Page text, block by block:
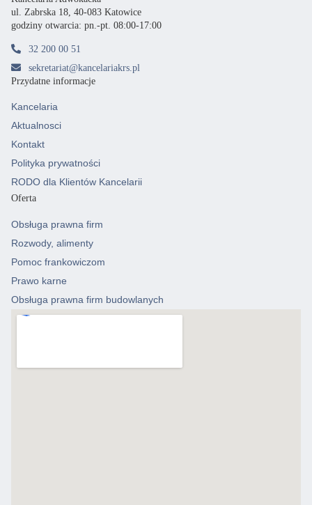
ul. Zabrska 18, 40-083 Katowice
godziny otwarcia: pn.-pt. 08:00-17:00
32 200 00 51
sekretariat@kancelariakrs.pl
Przydatne informacje
Kancelaria
Aktualnosci
Kontakt
Polityka prywatności
RODO dla Klientów Kancelarii
Oferta
Obsługa prawna firm
Rozwody, alimenty
Pomoc frankowiczom
Prawo karne
Obsługa prawna firm budowlanych